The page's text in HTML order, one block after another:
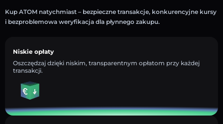
Kup ATOM natychmiast – bezpieczne transakcje, konkurencyjne kursy
i bezproblemowa weryfikacja dla płynnego zakupu.
Niskie opłaty
Oszczędzaj dzięki niskim, transparentnym opłatom przy każdej
transakcji.